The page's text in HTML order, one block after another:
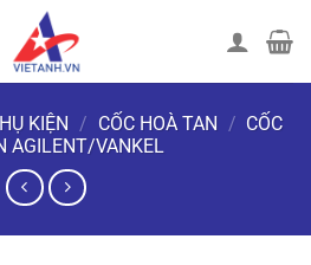
KIỆN / CỐC HOÀ TAN / CỐC
AGILENT/VANKEL